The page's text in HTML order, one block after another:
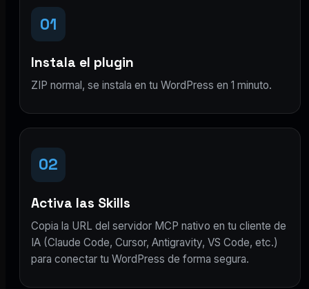
01
Instala el plugin
ZIP normal, se instala en tu WordPress en 1 minuto.
02
Activa las Skills
Copia la URL del servidor MCP nativo en tu cliente de
IA (Claude Code, Cursor, Antigravity, VS Code, etc.)
para conectar tu WordPress de forma segura.